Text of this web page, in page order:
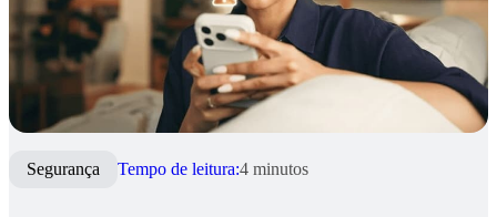
Segurança Tempo de leitura:4 minutos